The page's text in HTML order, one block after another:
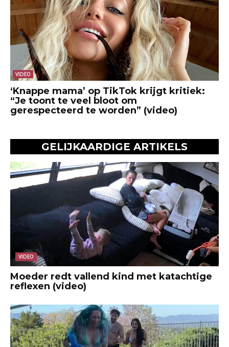
VIDEO
‘Knappe mama’ op TikTok krijgt kritiek:
“Je toont te veel bloot om
gerespecteerd te worden” (video)
GELIJKAARDIGE ARTIKELS
VIDEO
Moeder redt vallend kind met katachtige
reflexen (video)